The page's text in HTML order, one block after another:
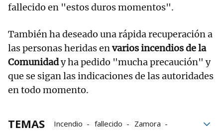
fallecido en "estos duros momentos".
También ha deseado una rápida recuperación a
las personas heridas envarios incendios de la
Comunidady ha pedido "mucha precaución" y
que se sigan las indicaciones de las autoridades
en todo momento.
TEMAS Incendio fallecido
Zamora